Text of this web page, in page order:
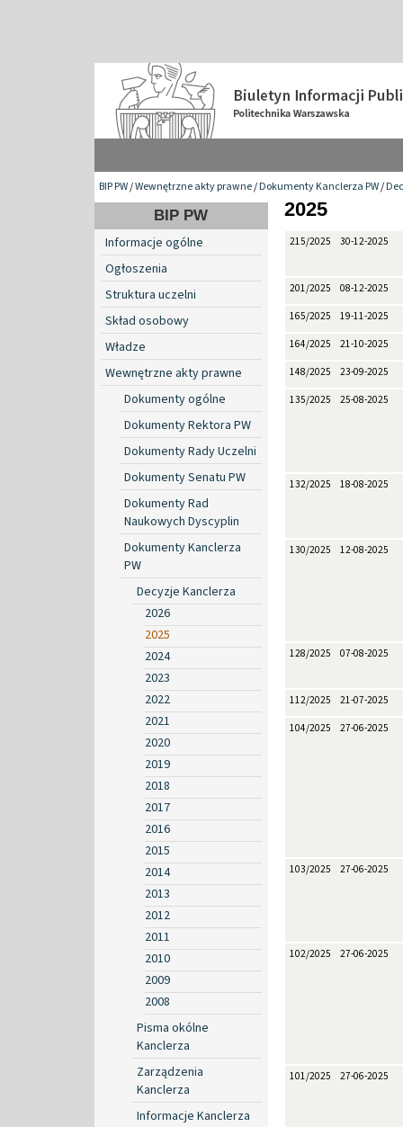
BIP PW/Wewnętrzne akty prawne/Dokumenty Kanclerza PW/
BIP PW
Informacje ogólne
Ogłoszenia
Struktura uczelni
Skład osobowy
Władze
Wewnętrzne akty prawne
Dokumenty ogólne
Dokumenty Rektora PW
Dokumenty Rady Uczelni
Dokumenty Senatu PW
Dokumenty Rad
Naukowych Dyscyplin
Dokumenty Kanclerza
PW
Decyzje Kanclerza
2026
2025
2024
2023
2022
2021
2020
2019
2018
2017
2016
2015
2014
2013
2012
2011
2010
2009
2008
Pisma okólne
Kanclerza
Zarządzenia
Kanclerza
Informacje Kanclerza
2025
215/2025 30-12-2025
201/2025 08-12-2025
165/2025 19-11-2025
164/2025 21-10-2025
148/2025 23-09-2025
135/2025 25-08-2025
132/2025 18-08-2025
130/2025 12-08-2025
128/2025 07-08-2025
112/2025 21-07-2025
104/2025 27-06-2025
103/2025 27-06-2025
102/2025 27-06-2025
101/2025 27-06-2025